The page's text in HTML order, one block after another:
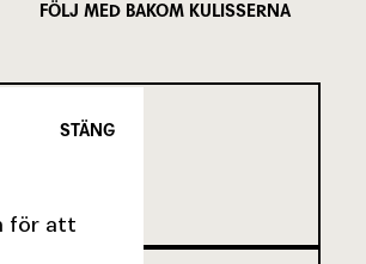
FÖLJ MED BAKOM KULISSERNA
STÄNG
för att